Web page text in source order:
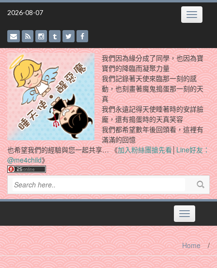
Skip
2026-08-07 Toggle
我們因為緣分成了同學，也因為寶
寶們的降臨而凝聚力量
我們記錄著天使來臨那一刻的感
動，也刻畫著魔鬼搗蛋那一刻的天
真
我們永遠記得天使睡著時的安詳臉
龐，還有搗蛋時的天真笑容
我們都希望數年後回頭看，這裡有
滿滿的回憶
也希望我們的經驗與您一起共享… 《加入粉絲團搶先看│Line好友：
@me4child》
Toggle
navigation
Home /